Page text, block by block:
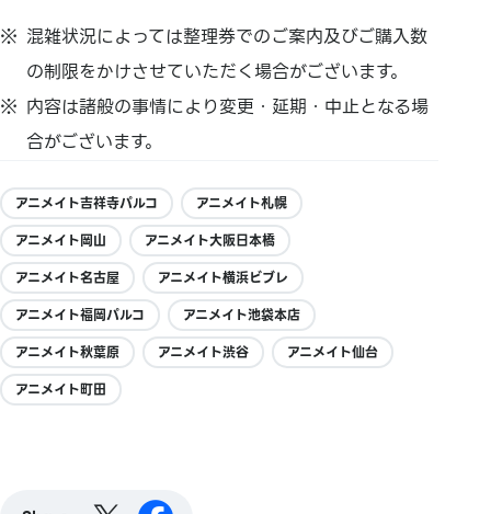
混雑状況によっては整理券でのご案内及びご購入数
の制限をかけさせていただく場合がございます。
内容は諸般の事情により変更・延期・中止となる場
合がございます。
アニメイト吉祥寺パルコ
アニメイト札幌
アニメイト岡山
アニメイト大阪日本橋
アニメイト名古屋
アニメイト横浜ビブレ
アニメイト福岡パルコ
アニメイト池袋本店
アニメイト秋葉原
アニメイト渋谷
アニメイト仙台
アニメイト町田